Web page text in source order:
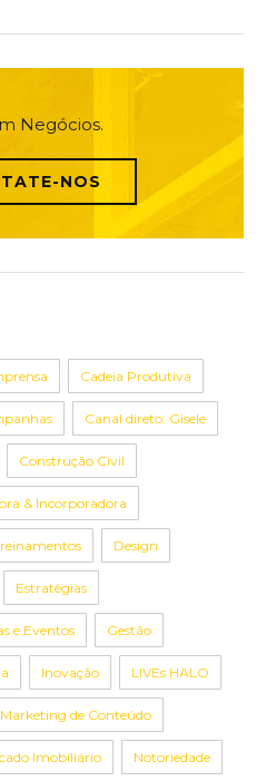
Negócios.
NOS
Cadeia Produtiva
Canal direto: Gisele
Construção Civil
& Incorporadora
Design
Estratégias
e Eventos Gestão
Inovação LIVEs HALO
Marketing de Conteúdo
Imobiliário Notoriedade